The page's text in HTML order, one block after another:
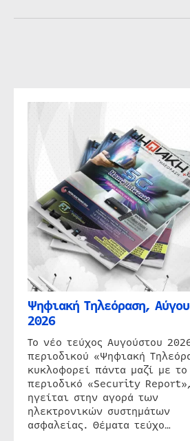
Ψηφιακή Τηλεόραση,
2026
Το νέο τεύχος Αυγούστου
περιοδικού «Ψηφιακή
κυκλοφορεί πάντα μαζί με το
περιοδικό «Security
ηγείται στην αγορά των
ηλεκτρονικών συστημάτων
ασφαλείας. Θέματα τεύχο…